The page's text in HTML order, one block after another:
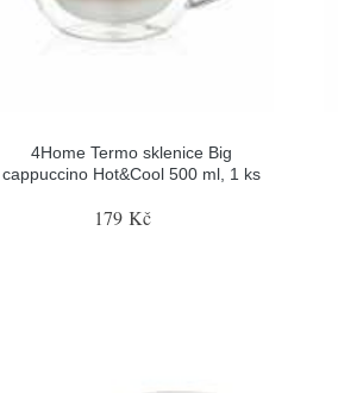
4Home Termo sklenice Big
cappuccino Hot&Cool 500 ml, 1 ks
179 Kč